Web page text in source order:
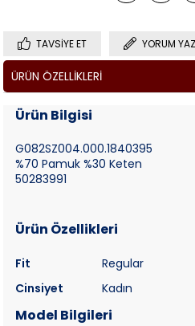
TAVSIYE ET YORUM YAZ
ÜRÜN ÖZELLIKLERI
Ürün Bilgisi
G082SZ004.000.1840395
%70 Pamuk %30 Keten
50283991
Ürün Özellikleri
Fit
Regular
Cinsiyet
Kadın
Model Bilgileri